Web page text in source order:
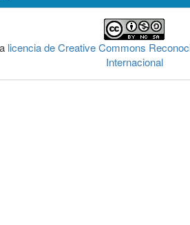
licencia de Creative Commons
Internacional